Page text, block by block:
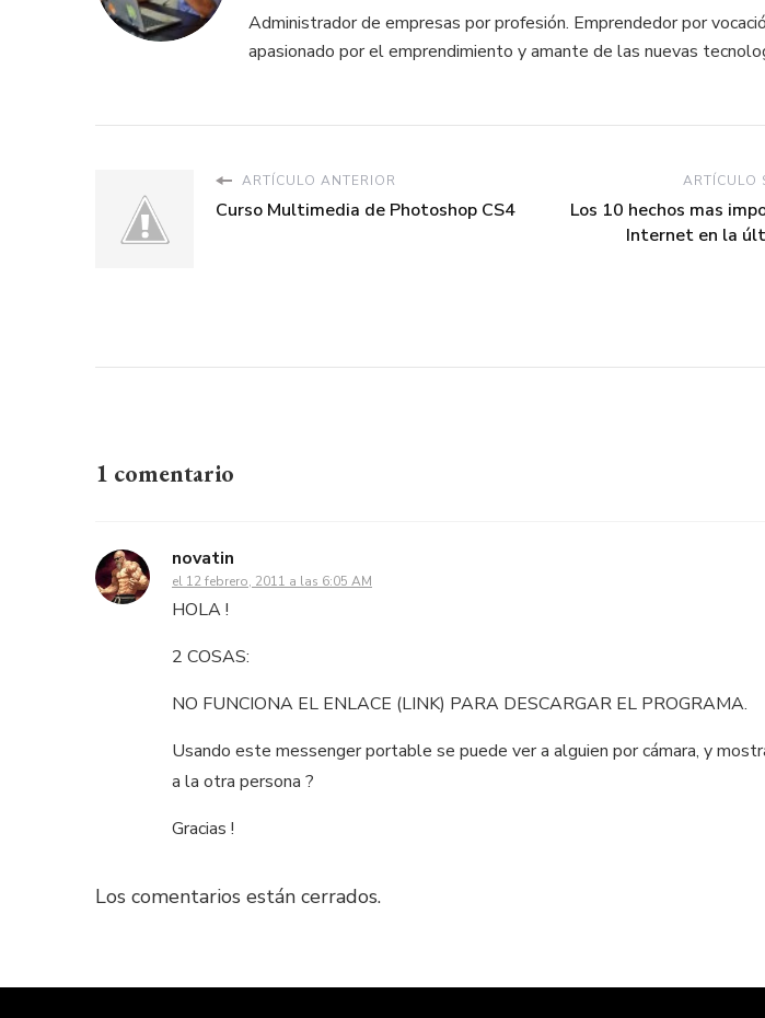
Administrador de empresas por profesión. Emprendedor por
apasionado por el emprendimiento y amante de las nuevas
ARTÍCULO ANTERIOR
Curso Multimedia de Photoshop CS4
ARTÍCULO
Los 10 hechos mas
Internet en la
1 comentario
novatin
el 12 febrero, 2011 a las 6:05 AM
HOLA !
2 COSAS:
NO FUNCIONA EL ENLACE (LINK) PARA DESCARGAR EL PROGRAMA.
Usando este messenger portable se puede ver a alguien por cámara, y
a la otra persona ?
Gracias !
Los comentarios están cerrados.